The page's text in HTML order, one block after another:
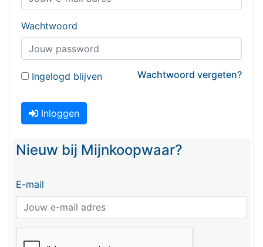
Wachtwoord
Wachtwoord vergeten?
Ingelogd blijven
Inloggen
Nieuw bij Mijnkoopwaar?
E-mail